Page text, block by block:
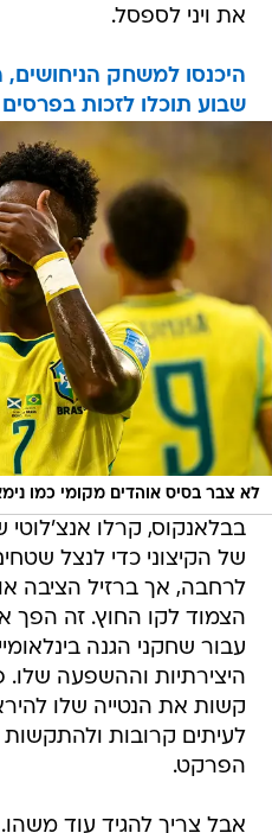
את ויני לספסל.
היכנסו למשחק הניחושים,
שבוע תוכלו לזכות בפרסים
לא צבר בסיס אוהדים מקומי כמו
בבלאנקוס, קרלו
של הקיצוני כדי לנצל
לרחבה, אך ברזיל הציבה
הצמוד לקו החוץ. זה הפך
עבור שחקני הגנה
היצירתיות וההשפעה שלו.
קשות את הנטייה שלו
לעיתים קרובות ולהתקשות
הפרקט.
אבל צריך להגיד עוד משהו.